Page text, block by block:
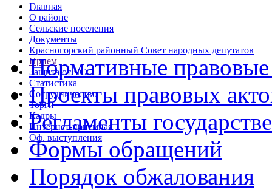
Главная
О районе
Сельские поселения
Документы
Красногорский районный Совет народных депутатов
Прием
Защита от ЧС
Статистика
Сотрудничество
Торги
Кадры
Интернет-приемная
Оф. выступления
Нормативные
Проекты правовых
Регламенты
Формы обращений
Порядок обжалования